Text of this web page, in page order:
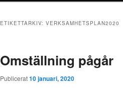
ETIKETTARKIV: VERKSAMHETSPLAN2020
Omställning pågår
Publicerat10 januari, 2020